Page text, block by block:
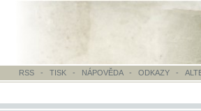
-NÁPOVĚDA - ODKAZY - ALTERNATIVNÍ